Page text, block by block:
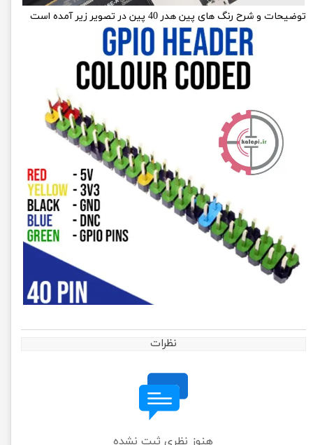
توضیحات و شرح رنگ های پین هدر 40 پین در تصویر زیر آمده است
نظرات
هنوز نظری ثبت نشده